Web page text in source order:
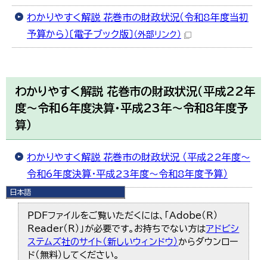
日本語
日本語
English
한국어
简体中文
繁體中文
わかりやすく解説 花巻市の財政状況（令和8年度当初
予算から）〔電子ブック版〕 （外部リンク）
わかりやすく解説 花巻市の財政状況（平成22年
度～令和6年度決算・平成23年～令和8年度予
算）
わかりやすく解説 花巻市の財政状況 （平成22年度～
令和6年度決算・平成23年度～令和8年度予算）
PDFファイルをご覧いただくには、「Adobe（R）
Reader（R）」が必要です。お持ちでない方はアドビシ
ステムズ社のサイト（新しいウィンドウ） からダウンロー
ド（無料）してください。